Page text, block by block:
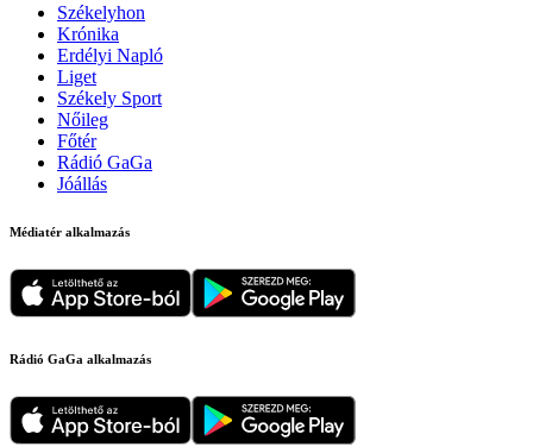
Székelyhon
Krónika
Erdélyi Napló
Liget
Székely Sport
Nőileg
Főtér
Rádió GaGa
Jóállás
Médiatér alkalmazás
Rádió GaGa alkalmazás